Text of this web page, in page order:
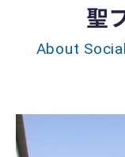
聖
About